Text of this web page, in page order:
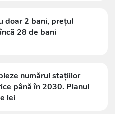
doar 2 bani, prețul
28 de bani
numărul stațiilor
până în 2030. Planul
lei